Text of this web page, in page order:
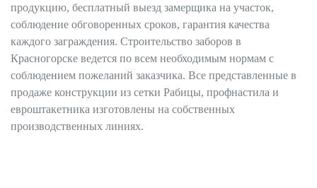
продукцию, бесплатный выезд замерщика на участок,
соблюдение обговоренных сроков, гарантия качества
каждого заграждения. Строительство заборов в
Красногорске ведется по всем необходимым нормам с
соблюдением пожеланий заказчика. Все представленные в
продаже конструкции из сетки Рабицы, профнастила и
евроштакетника изготовлены на собственных
производственных линиях.